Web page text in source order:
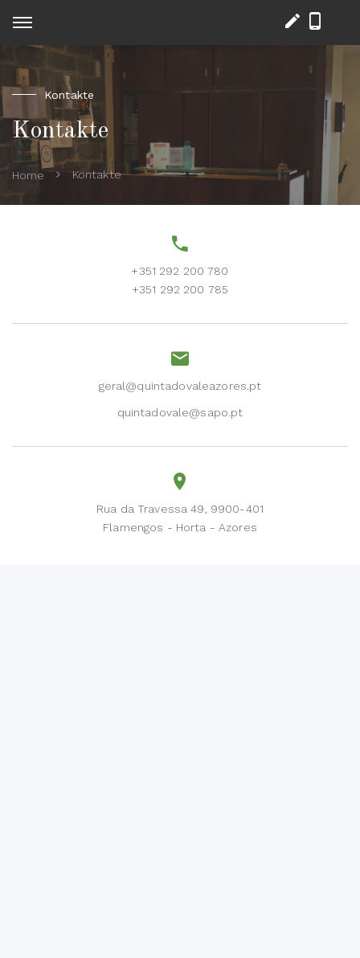
Kontakte
Kontakte
Home Kontakte
+351 292 200 780
+351 292 200 785
geral@quintadovaleazores.pt
quintadovale@sapo.pt
Rua da Travessa 49, 9900-401
Flamengos - Horta - Azores